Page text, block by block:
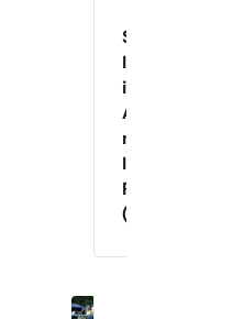
Spennende
Innetrening
i
Agility
med
Instruktør
Raymond
(Mandager)